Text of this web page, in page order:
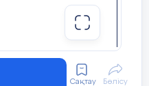
Сақтау Бөлісу